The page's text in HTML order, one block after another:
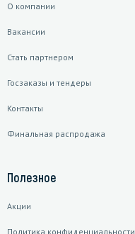
О компании
Вакансии
Стать партнером
Госзаказы и тендеры
Контакты
Финальная распродажа
Полезное
Акции
Политика конфиденциальности